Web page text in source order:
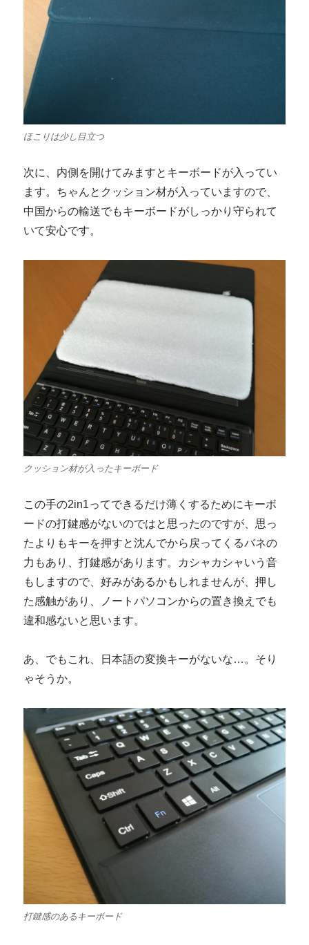
ほこりは少し目立つ
次に、内側を開けてみますとキーボードが入ってい
ます。ちゃんとクッション材が入っていますので、
中国からの輸送でもキーボードがしっかり守られて
いて安心です。
クッション材が入ったキーボード
この手の2in1ってできるだけ薄くするためにキーボ
ードの打鍵感がないのではと思ったのですが、思っ
たよりもキーを押すと沈んでから戻ってくるバネの
力もあり、打鍵感があります。カシャカシャいう音
もしますので、好みがあるかもしれませんが、押し
た感触があり、ノートパソコンからの置き換えでも
違和感ないと思います。
あ、でもこれ、日本語の変換キーがないな…。そり
ゃそうか。
打鍵感のあるキーボード